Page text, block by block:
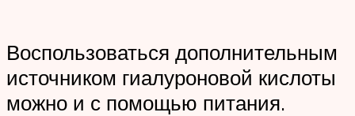
Воспользоваться дополнительным
источником гиалуроновой кислоты
можно и с помощью питания.